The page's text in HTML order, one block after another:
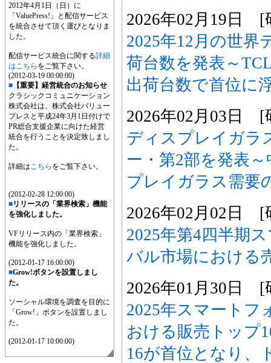
2012年4月1日（日）に
「ValuePress!」と配信サービス
を統合させて頂く運びとなりま
した。
配信サービス統合に関する詳細
はこちら をご覧下さい。
(2012-03-19 00:00:00)
■ 【重要】経営統合のお知らせ
クラシックコミュニケーション
株式会社は、株式会社バリュー
プレスと平成24年3月1日付けで
PR総合支援企業に向けた経営
統合を行うことを決定致しまし
た。
詳細はこちら をご覧下さい。
(2012-02-28 12:00:00)
■リリースの「業界検索」機能
を強化しました。
VFリリース内の「業界検索」
機能を強化しました。
(2012-01-17 16:00:00)
■Grow!ボタンを設置しまし
た。
ソーシャル環境を調査を目的に
「Grow!」ボタンを設置しまし
た。
(2012-01-17 10:00:00)
2026年02月19日 [
2025年12月の世界
荷台数を発表～
出荷台数で首位に
2026年02月03日 [
ディスプレイガラ
ー・第2部を発表
プレイガラス需要
2026年02月02日 [
2025年第4四半期
バル市場における
2026年01月30日 [
2025年スマートフ
おける販売トップ
16が首位となり、